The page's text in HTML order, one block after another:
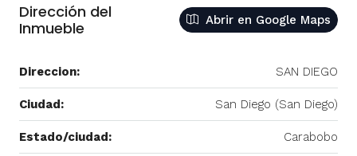
Dirección del
Inmueble
Abrir en Google Maps
Direccion: SAN DIEGO
Ciudad: San Diego (San Diego)
Estado/ciudad: Carabobo